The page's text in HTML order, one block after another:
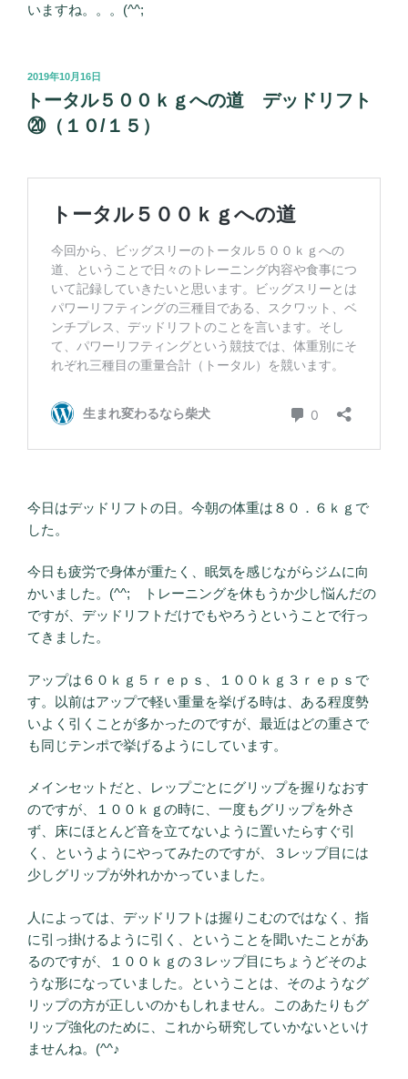
いますね。。。(^^;
投
稿
日:
2019年10月16日
トータル５００ｋｇへの道 デッドリフト
⑳（１０/１５）
今日はデッドリフトの日。今朝の体重は８０．６ｋｇで
した。
今日も疲労で身体が重たく、眠気を感じながらジムに向
かいました。(^^; トレーニングを休もうか少し悩んだの
ですが、デッドリフトだけでもやろうということで行っ
てきました。
アップは６０ｋｇ５ｒｅｐｓ、１００ｋｇ３ｒｅｐｓで
す。以前はアップで軽い重量を挙げる時は、ある程度勢
いよく引くことが多かったのですが、最近はどの重さで
も同じテンポで挙げるようにしています。
メインセットだと、レップごとにグリップを握りなおす
のですが、１００ｋｇの時に、一度もグリップを外さ
ず、床にほとんど音を立てないように置いたらすぐ引
く、というようにやってみたのですが、３レップ目には
少しグリップが外れかかっていました。
人によっては、デッドリフトは握りこむのではなく、指
に引っ掛けるように引く、ということを聞いたことがあ
るのですが、１００ｋｇの３レップ目にちょうどそのよ
うな形になっていました。ということは、そのようなグ
リップの方が正しいのかもしれません。このあたりもグ
リップ強化のために、これから研究していかないといけ
ませんね。(^^♪